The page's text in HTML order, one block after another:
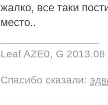
жалко, все таки
место..
Leaf AZE0, G 2013.08
Спасибо сказали: